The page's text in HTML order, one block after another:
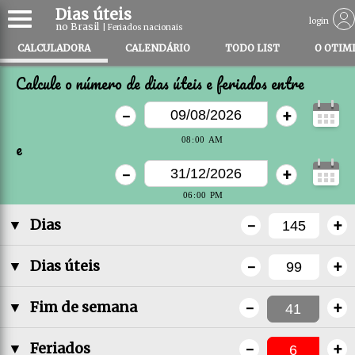
Dias úteis
no Brasil | Feriados nacionais
login
CALCULADORA CALENDÁRIO TODO LIST O
Calcule o número de dias úteis e feriados entre
+
-
e
+
-
▼ Dias +
-
▼ Dias úteis +
-
▼ Fim de semana +
-
▼ Feriados +
-